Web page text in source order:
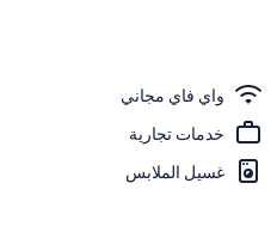
المنشأة من الخارج
واي فاي مجاني
خدمات تجارية
غسيل الملابس